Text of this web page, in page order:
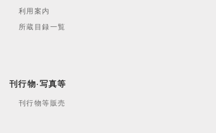
利用案内
所蔵目録一覧
刊行物·写真等
刊行物等販売